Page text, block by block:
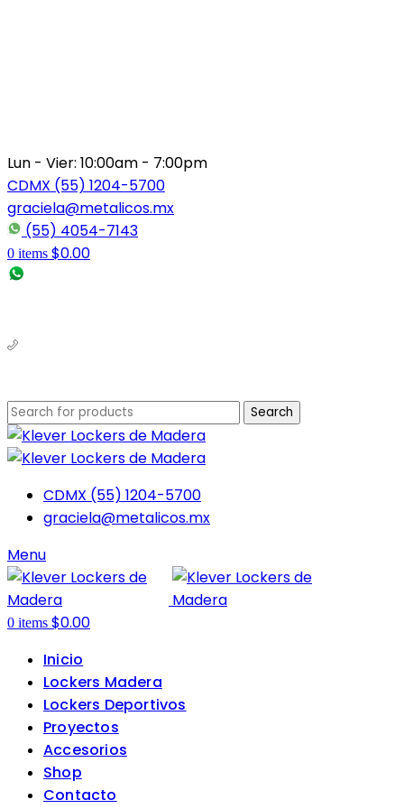
Lun - Vier: 10:00am - 7:00pm
CDMX (55) 1204-5700
graciela@metalicos.mx
(55) 4054-7143
0 items $0.00
Search
CDMX (55) 1204-5700
graciela@metalicos.mx
Menu
0 items $0.00
Inicio
Lockers Madera
Lockers Deportivos
Proyectos
Accesorios
Shop
Contacto